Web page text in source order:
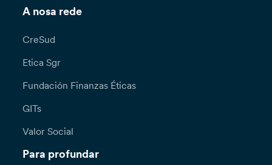
A nosa rede
CreSud
Etica Sgr
Fundación Finanzas Éticas
GITs
Valor Social
Para profundar